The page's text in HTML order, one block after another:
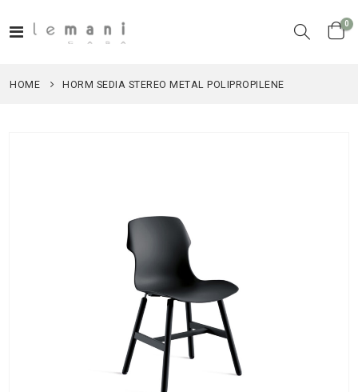
Toggle
Cart
0
HOME HORM SEDIA STEREO METAL POLIPROPILENE